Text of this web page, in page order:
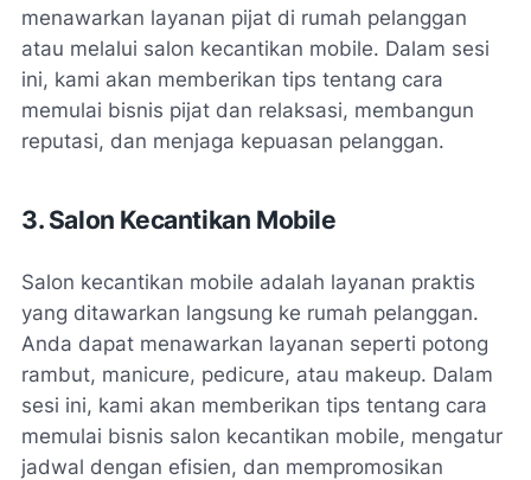
menawarkan layanan pijat di rumah pelanggan
atau melalui salon kecantikan mobile. Dalam sesi
ini, kami akan memberikan tips tentang cara
memulai bisnis pijat dan relaksasi, membangun
reputasi, dan menjaga kepuasan pelanggan.
3. Salon Kecantikan Mobile
Salon kecantikan mobile adalah layanan praktis
yang ditawarkan langsung ke rumah pelanggan.
Anda dapat menawarkan layanan seperti potong
rambut, manicure, pedicure, atau makeup. Dalam
sesi ini, kami akan memberikan tips tentang cara
memulai bisnis salon kecantikan mobile, mengatur
jadwal dengan efisien, dan mempromosikan